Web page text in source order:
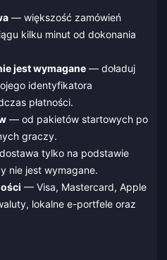
— większość zamówień
kilku minut od dokonania
jest wymagane— doładuj
identyfikatora
płatności.
— od pakietów startowych po
graczy.
tylko na podstawie
nie jest wymagane.
— Visa, Mastercard, Apple
lokalne e-portfele oraz